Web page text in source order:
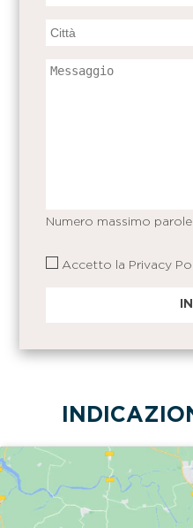
Numero massimo parole:
Accetto la Privacy